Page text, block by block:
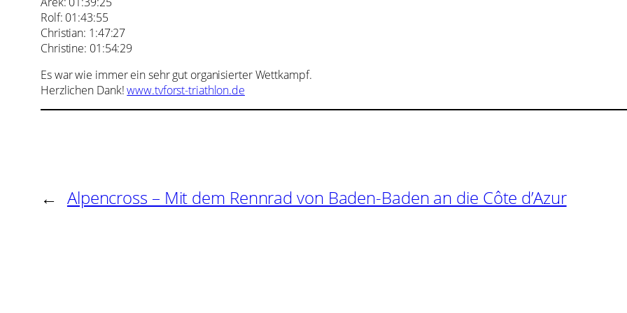
Rolf: 01:43:55
Christian: 1:47:27
Christine: 01:54:29
Es war wie immer ein sehr gut organisierter Wettkampf.
Herzlichen Dank!www.tvforst-triathlon.de
← Alpencross – Mit dem Rennrad von Baden-Baden an die Côte d’Azur